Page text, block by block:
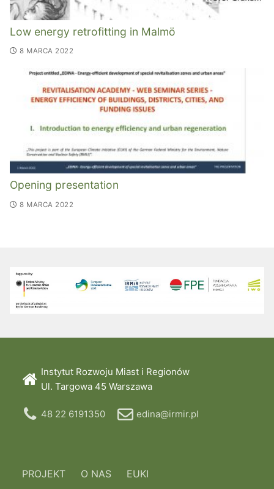
Low energy retrofitting in Malmö
8 MARCA 2022
Opening presentation
8 MARCA 2022
Instytut Rozwoju Miast i Regionów
Ul. Targowa 45 Warszawa
48 22 6191350 edina@irmir.pl
PROJEKT O NAS EUKI